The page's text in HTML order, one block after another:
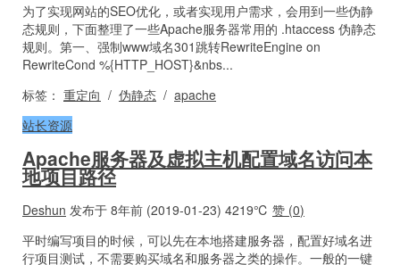
为了实现网站的SEO优化，或者实现用户需求，会用到一些伪静
态规则，下面整理了一些Apache服务器常用的 .htaccess 伪静态
规则。第一、强制www域名301跳转RewriteEngine on
RewriteCond %{HTTP_HOST}&nbs...
标签： 重定向 / 伪静态 / apache
站长资源
Apache服务器及虚拟主机配置域名访问本
地项目路径
Deshun 发布于 8年前 (2019-01-23) 4219℃ 赞 (0)
平时编写项目的时候，可以先在本地搭建服务器，配置好域名进
行项目测试，不需要购买域名和服务器之类的操作。一般的一键